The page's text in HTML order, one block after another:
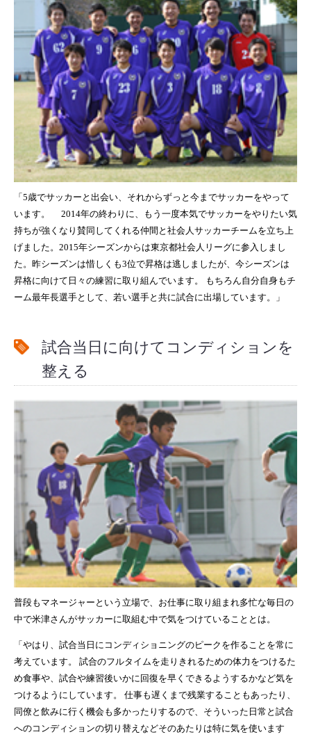
「5歳でサッカーと出会い、それからずっと今までサッカーをやって
います。
2014年の終わりに、もう一度本気でサッカーをやりたい気
持ちが強くなり賛同してくれる仲間と社会人サッカーチームを立ち上
げました。2015年シーズンからは東京都社会人リーグに参入しまし
た。昨シーズンは惜しくも3位で昇格は逃しましたが、今シーズンは
昇格に向けて日々の練習に取り組んでいます。
もちろん自分自身もチ
ーム最年長選手として、若い選手と共に試合に出場しています。」
試合当日に向けてコンディションを
整える
普段もマネージャーという立場で、お仕事に取り組まれ多忙な毎日の
中で米津さんがサッカーに取組む中で気をつけていることとは。
「やはり、試合当日にコンディショニングのピークを作ることを常に
考えています。 試合のフルタイムを走りきれるための体力をつけるた
め食事や、試合や練習後いかに回復を早くできるようするかなど気を
つけるようにしています。 仕事も遅くまで残業することもあったり、
同僚と飲みに行く機会も多かったりするので、そういった日常と試合
へのコンディションの切り替えなどそのあたりは特に気を使います